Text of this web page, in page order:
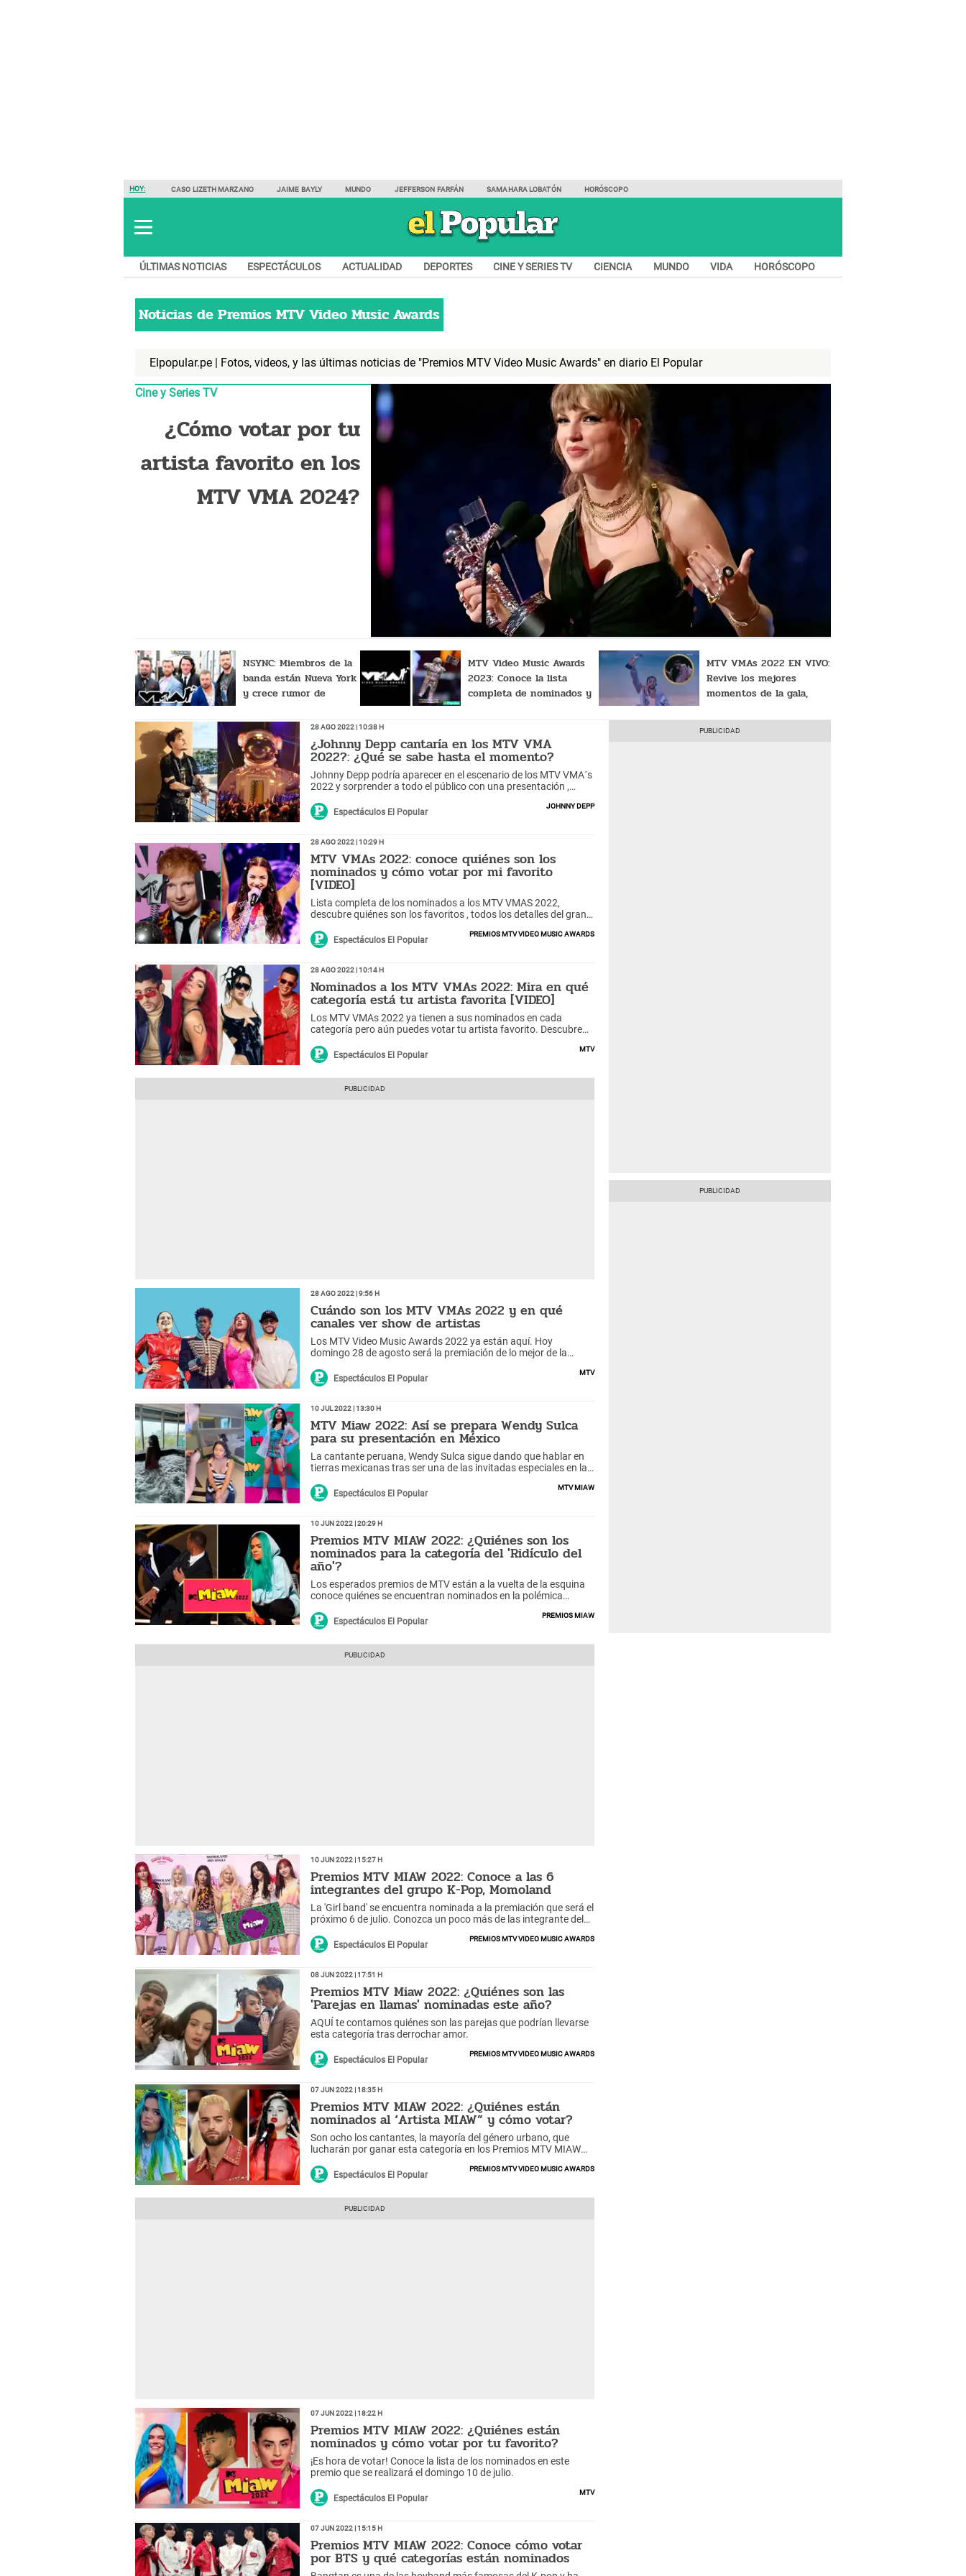
HOY: CASO LIZETH MARZANO JAIME BAYLY MUNDO JEFFERSON FARFÁN SAMAHARA LOBATÓN HORÓSCOPO
ÚLTIMAS NOTICIAS ESPECTÁCULOS ACTUALIDAD DEPORTES CINE Y SERIES TV CIENCIA MUNDO VIDA HORÓSCOPO
Noticias dePremios MTV Video Music Awards
Elpopular.pe | Fotos, videos, y las últimas noticias de "Premios MTV Video Music Awards" en diario El Popular
Cine y Series TV
¿Cómo votar por tu
artista favorito en los
MTV VMA 2024?
NSYNC: Miembros de la
banda están Nueva York
y crece rumor de
VMA 2023
MTV Video Music Awards
2023: Conoce la lista
completa de nominados y
MTV VMAs 2022 EN VIVO:
Revive los mejores
momentos de la gala,
mucho más
28 Ago 2022 | 10:38 h
¿Johnny Depp cantaría en los MTV VMA
2022?: ¿Qué se sabe hasta el momento?
Johnny Depp podría aparecer en el escenario de los MTV VMA´s
2022 y sorprender a todo el público con una presentación ,
Espectáculos El Popular
Johnny Depp
28 Ago 2022 | 10:29 h
MTV VMAs 2022: conoce quiénes son los
nominados y cómo votar por mi favorito
[VIDEO]
Lista completa de los nominados a los MTV VMAS 2022,
descubre quiénes son los favoritos , todos los detalles del gran
Espectáculos El Popular
Premios MTV Video Music Awards
28 Ago 2022 | 10:14 h
Nominados a los MTV VMAs 2022: Mira en qué
categoría está tu artista favorita [VIDEO]
Los MTV VMAs 2022 ya tienen a sus nominados en cada
categoría pero aún puedes votar tu artista favorito. Descubre
Espectáculos El Popular
MTV
28 Ago 2022 | 9:56 h
Cuándo son los MTV VMAs 2022 y en qué
canales ver show de artistas
Los MTV Video Music Awards 2022 ya están aquí. Hoy
domingo 28 de agosto será la premiación de lo mejor de la
del espectáculo.
Espectáculos El Popular
MTV
10 Jul 2022 | 13:30 h
MTV Miaw 2022: Así se prepara Wendy Sulca
para su presentación en México
La cantante peruana, Wendy Sulca sigue dando que hablar en
tierras mexicanas tras ser una de las invitadas especiales en la
hoy, 10 de julio.
Espectáculos El Popular
MTV Miaw
10 Jun 2022 | 20:29 h
Premios MTV MIAW 2022: ¿Quiénes son los
nominados para la categoría del 'Ridículo del
año'?
Los esperados premios de MTV están a la vuelta de la esquina
conoce quiénes se encuentran nominados en la polémica
Espectáculos El Popular
Premios Miaw
10 Jun 2022 | 15:27 h
Premios MTV MIAW 2022: Conoce a las 6
integrantes del grupo K-Pop, Momoland
La 'Girl band' se encuentra nominada a la premiación que será el
próximo 6 de julio. Conozca un poco más de las integrante del
Espectáculos El Popular
Premios MTV Video Music Awards
08 Jun 2022 | 17:51 h
Premios MTV Miaw 2022: ¿Quiénes son las
'Parejas en llamas' nominadas este año?
AQUÍ te contamos quiénes son las parejas que podrían llevarse
esta categoría tras derrochar amor.
Espectáculos El Popular
Premios MTV Video Music Awards
07 Jun 2022 | 18:35 h
Premios MTV MIAW 2022: ¿Quiénes están
nominados al ‘Artista MIAW” y cómo votar?
Son ocho los cantantes, la mayoría del género urbano, que
lucharán por ganar esta categoría en los Premios MTV MIAW
Espectáculos El Popular
Premios MTV Video Music Awards
07 Jun 2022 | 18:22 h
Premios MTV MIAW 2022: ¿Quiénes están
nominados y cómo votar por tu favorito?
¡Es hora de votar! Conoce la lista de los nominados en este
premio que se realizará el domingo 10 de julio.
Espectáculos El Popular
MTV
07 Jun 2022 | 15:15 h
Premios MTV MIAW 2022: Conoce cómo votar
por BTS y qué categorías están nominados